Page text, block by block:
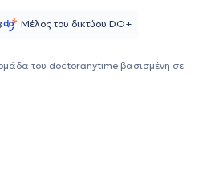
Νοσημάτων Θώρακος Αθηνών
ιατρός σε αντίστοιχα
και κολύμβησης. Επίσης, έχει
σε επιστημονικά
σε επιστημονικές
ο γιατρός είναι μέλος του Ιατρικού
Μέλος του δικτύου DO+
ομάδα του doctoranytime βασισμένη σε